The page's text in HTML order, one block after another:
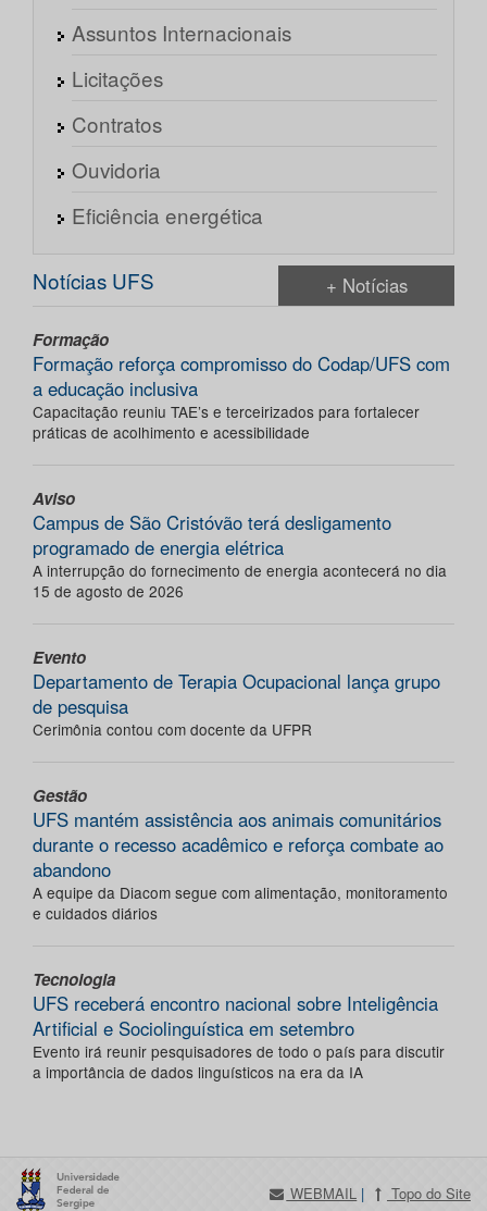
Assuntos Internacionais
Licitações
Contratos
Ouvidoria
Eficiência energética
Notícias UFS + Notícias
Formação
Formação reforça compromisso do Codap/UFS com
a educação inclusiva
Capacitação reuniu TAE’s e terceirizados para fortalecer
práticas de acolhimento e acessibilidade
Aviso
Campus de São Cristóvão terá desligamento
programado de energia elétrica
A interrupção do fornecimento de energia acontecerá no dia
15 de agosto de 2026
Evento
Departamento de Terapia Ocupacional lança grupo
de pesquisa
Cerimônia contou com docente da UFPR
Gestão
UFS mantém assistência aos animais comunitários
durante o recesso acadêmico e reforça combate ao
abandono
A equipe da Diacom segue com alimentação, monitoramento
e cuidados diários
Tecnologia
UFS receberá encontro nacional sobre Inteligência
Artificial e Sociolinguística em setembro
Evento irá reunir pesquisadores de todo o país para discutir
a importância de dados linguísticos na era da IA
WEBMAIL | Topo do Site